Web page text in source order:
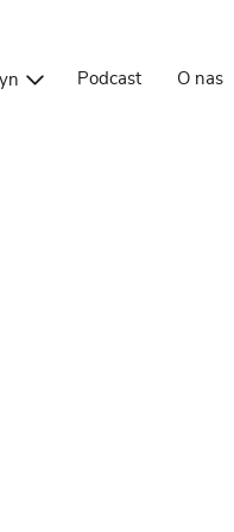
Podcast O nas